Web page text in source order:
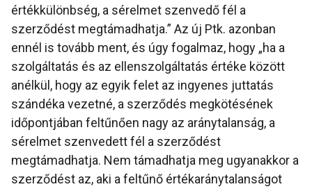
értékkülönbség, a sérelmet szenvedő fél a
szerződést megtámadhatja.” Az új Ptk. azonban
ennél is tovább ment, és úgy fogalmaz, hogy „ha a
szolgáltatás és az ellenszolgáltatás értéke között
anélkül, hogy az egyik felet az ingyenes juttatás
szándéka vezetné, a szerződés megkötésének
időpontjában feltűnően nagy az aránytalanság, a
sérelmet szenvedett fél a szerződést
megtámadhatja. Nem támadhatja meg ugyanakkor a
szerződést az, aki a feltűnő értékaránytalanságot